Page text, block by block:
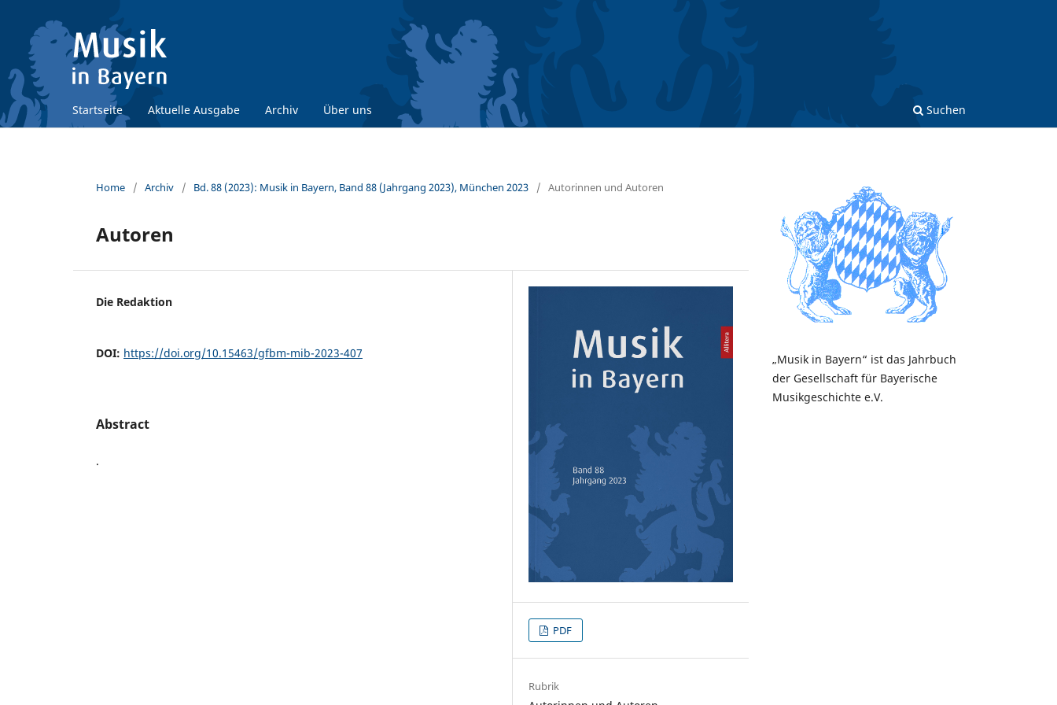
Startseite Aktuelle Ausgabe Archiv Über uns Suchen
Home / Archiv / Bd. 88 (2023): Musik in Bayern, Band 88 (Jahrgang 2023), München 2023 / Autorinnen und Autoren
Autoren
Die Redaktion
DOI: https://doi.org/10.15463/gfbm-mib-2023-407
Abstract
.
PDF
Rubrik
„Musik in Bayern“ ist das Jahrbuch
der Gesellschaft für Bayerische
Musikgeschichte e.V.